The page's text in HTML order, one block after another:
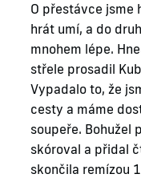
O přestávce jsme
hrát umí, a do
mnohem lépe.
střele prosadil
Vypadalo to, že
cesty a máme
soupeře. Bohužel
skóroval a přidal
skončila remízou